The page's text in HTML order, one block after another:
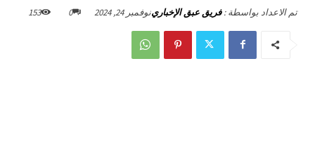
تم الاعداد بواسطة : فريق عبق الإخبارينوفمبر 24, 2024 0
153